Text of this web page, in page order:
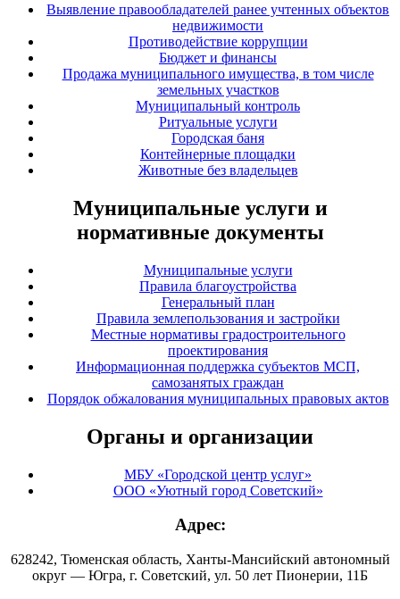
Выявление правообладателей ранее учтенных объектов
недвижимости
Противодействие коррупции
Бюджет и финансы
Продажа муниципального имущества, в том числе
земельных участков
Муниципальный контроль
Ритуальные услуги
Городская баня
Контейнерные площадки
Животные без владельцев
Муниципальные услуги и
нормативные документы
Муниципальные услуги
Правила благоустройства
Генеральный план
Правила землепользования и застройки
Местные нормативы градостроительного
проектирования
Информационная поддержка субъектов МСП,
самозанятых граждан
Порядок обжалования муниципальных правовых актов
Органы и организации
МБУ «Городской центр услуг»
ООО «Уютный город Советский»
Адрес:
628242, Тюменская область, Ханты-Мансийский автономный
округ — Югра, г. Советский, ул. 50 лет Пионерии, 11Б